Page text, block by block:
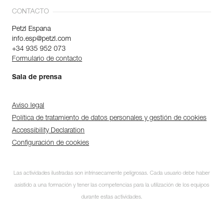
CONTACTO
Petzl Espana
info.esp@petzl.com
+34 935 952 073
Formulario de contacto
Sala de prensa
Aviso legal
Política de tratamiento de datos personales y gestión de cookies
Accessibility Declaration
Configuración de cookies
Las actividades ilustradas son intrínsecamente peligrosas. Cada usuario debe haber
asistido a una formación y tener las competencias para la utilización de los equipos
durante estas actividades.